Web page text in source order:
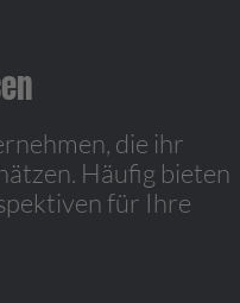
die ihr
Häufig bieten
für Ihre